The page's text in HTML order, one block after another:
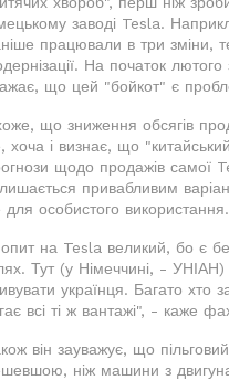
заводі Tesla.
працювали в три зміни,
На початок
що цей "бойкот" є
що зниження обсягів
хоча і визнає, що
щодо продажів самої
привабливим
для особистого використання.
на Tesla великий, бо є
Тут (у Німеччині, -
українця. Багато хто
всі ті ж вантажі", - каже
він зауважує, що
ніж машини з